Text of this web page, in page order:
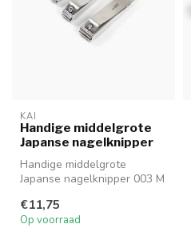
KAI
Handige middelgrote
Japanse nagelknipper
Handige middelgrote
Japanse nagelknipper 003 M
€11,75
Op voorraad